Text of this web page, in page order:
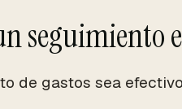
seguimiento
de gastos sea